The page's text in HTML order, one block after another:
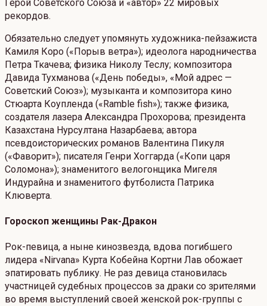
Герой Советского Союза и «автор» 22 мировых
рекордов.
Обязательно следует упомянуть художника-пейзажиста
Камиля Коро («Порыв ветра»); идеолога народничества
Петра Ткачева; физика Николу Теслу; композитора
Давида Тухманова («День победы», «Мой адрес —
Советский Союз»); музыканта и композитора кино
Стюарта Коупленда («Ramble fish»); также физика,
создателя лазера Александра Прохорова; президента
Казахстана Нурсултана Назарбаева; автора
псевдоисторических романов Валентина Пикуля
(«Фаворит»); писателя Генри Хоггарда («Копи царя
Соломона»); знаменитого велогонщика Мигеля
Индурайна и знаменитого футболиста Патрика
Клюверта.
Гороскоп женщины Рак-Дракон
Рок-певица, а ныне кинозвезда, вдова погибшего
лидера «Nirvana» Курта Кобейна Кортни Лав обожает
эпатировать публику. Не раз девица становилась
участницей судебных процессов за драки со зрителями
во время выступлений своей женской рок-группы с